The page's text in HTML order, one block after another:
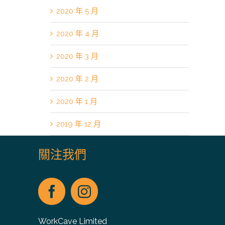
2020 年 5 月
2020 年 4 月
2020 年 3 月
2020 年 2 月
2020 年 1 月
2019 年 12 月
關注我們
WorkCave Limited